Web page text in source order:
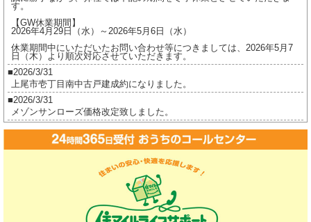
ー
完
売
礼
す。
【GW休業期間】
2026年4月29日（水）～2026年5月6日（水）
休業期間中にいただいたお問い合わせ等につきましては、2026年5月7
日（木）より順次対応させていただきます。
2026/3/31
上尾市壱丁目南中古戸建成約になりました。
2026/3/31
メゾンサンローズ価格改定致しました。
2026/3/16
ジオ茅ヶ崎フレシアご成約になりました。
ジオ茅ヶ崎フレシア価格改定しました。
プレイスヴィラ喜多見成約になりました。